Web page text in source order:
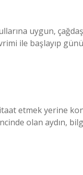
uygun,
ile başlayıp
etmek yerine
olan aydın,